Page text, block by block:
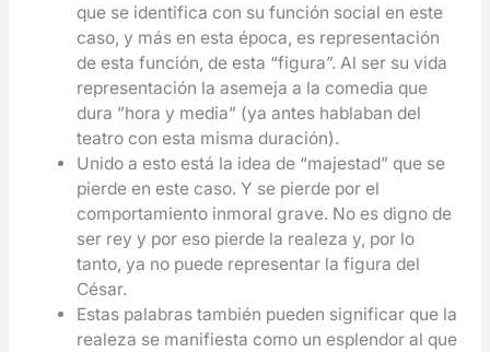
que se identifica con su función social en este
caso, y más en esta época, es representación
de esta función, de esta “figura”. Al ser su vida
representación la asemeja a la comedia que
dura ”hora y media” (ya antes hablaban del
teatro con esta misma duración).
Unido a esto está la idea de “majestad” que se
pierde en este caso. Y se pierde por el
comportamiento inmoral grave. No es digno de
ser rey y por eso pierde la realeza y, por lo
tanto, ya no puede representar la figura del
César.
Estas palabras también pueden significar que la
realeza se manifiesta como un esplendor al que